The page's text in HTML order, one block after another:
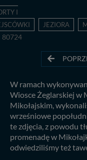
I
JEZIORA
80724
W ramach
Wiosce Żeglarskiej w
Mikołajskim,
wrześniowe
te zdjęcia, z powodu
promenadę w
odwiedziliśmy też